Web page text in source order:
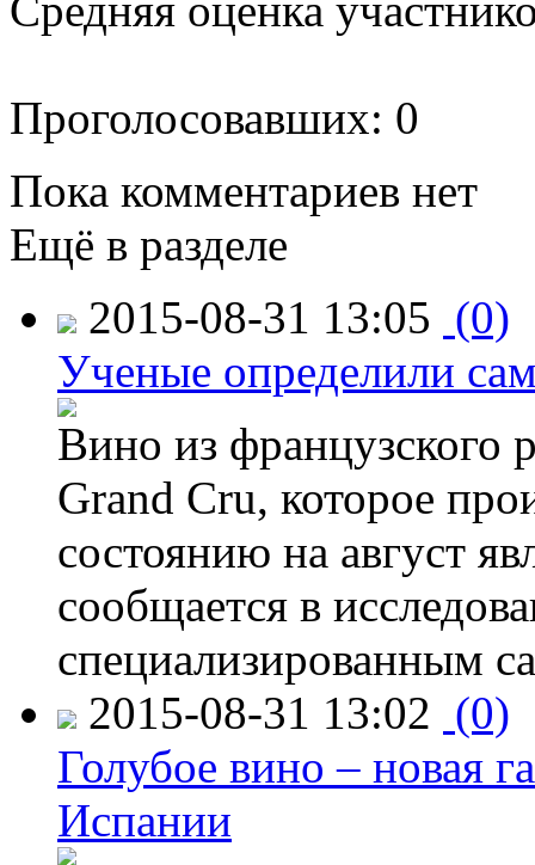
Проголосовавших: 0
Пока комментариев нет
Ещё в разделе
2015-08-31 13:05 (0)
Ученые определили
Вино из французского
Grand Cru, которое
состоянию на август
сообщается в
специализированным
2015-08-31 13:02 (0)
Голубое вино – новая
Испании